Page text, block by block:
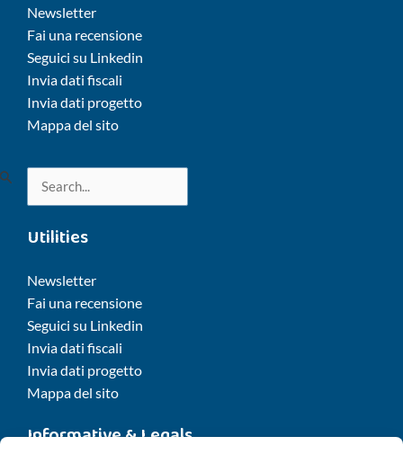
Newsletter
Fai una recensione
Seguici su Linkedin
Invia dati fiscali
Invia dati progetto
Mappa del sito
Cerca:
Utilities
Newsletter
Fai una recensione
Seguici su Linkedin
Invia dati fiscali
Invia dati progetto
Mappa del sito
Informative & Legals